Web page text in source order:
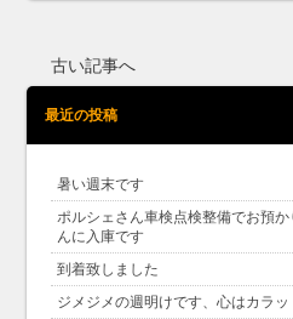
古い記事へ
最近の投稿
暑い週末です
ポルシェさん車検点検整備でお預
んに入庫です
到着致しました
ジメジメの週明けです、心はカラ